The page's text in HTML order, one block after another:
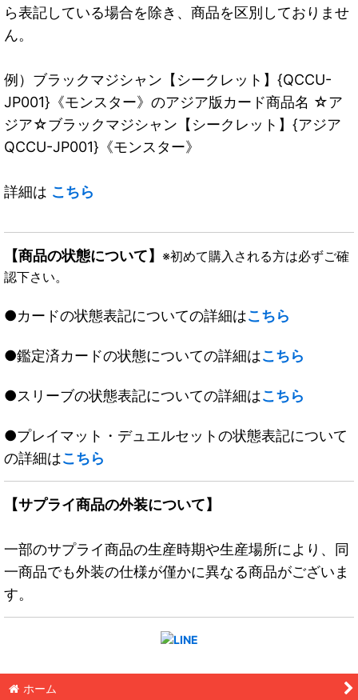
ら表記している場合を除き、商品を区別しておりませ
ん。
例）ブラックマジシャン【シークレット】{QCCU-
JP001}《モンスター》のアジア版カード商品名 ☆ア
ジア☆ブラックマジシャン【シークレット】{アジア
QCCU-JP001}《モンスター》
詳細は こちら
【商品の状態について】 ※初めて購入される方は必ずご確
認下さい。
●カードの状態表記についての詳細はこちら
●鑑定済カードの状態についての詳細はこちら
●スリーブの状態表記についての詳細はこちら
●プレイマット・デュエルセットの状態表記について
の詳細はこちら
【サプライ商品の外装について】
一部のサプライ商品の生産時期や生産場所により、同
一商品でも外装の仕様が僅かに異なる商品がございま
す。
ホーム